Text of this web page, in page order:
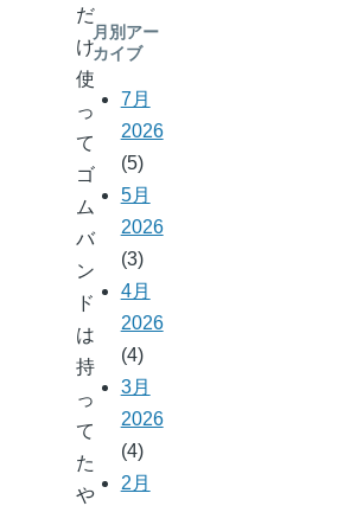
だ
け
使
っ
て
ゴ
ム
バ
ン
ド
は
持
っ
て
た
や
月別アー
カイブ
7月
2026
(5)
5月
2026
(3)
4月
2026
(4)
3月
2026
(4)
2月